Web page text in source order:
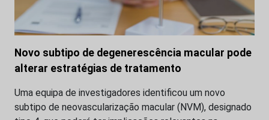
Novo subtipo de degenerescência macular pode
alterar estratégias de tratamento
Uma equipa de investigadores identificou um novo
subtipo de neovascularização macular (NVM), designado